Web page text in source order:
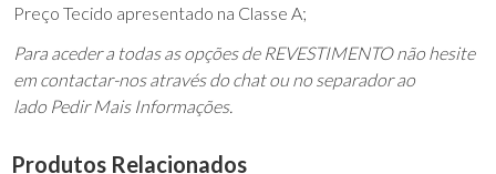
Preço Tecido apresentado na Classe A;
Para aceder a todas as opções de REVESTIMENTO não hesite
em contactar-nos através do chat ou no separador ao
lado Pedir Mais Informações.
Produtos Relacionados